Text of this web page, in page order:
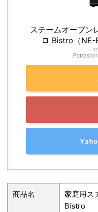
スチームオーブ
ロ Bistro（NE-
商品名
家庭用ス
Bistro